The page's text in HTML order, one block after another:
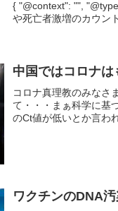
{ "@context": "",
や死亡者激増のカウン
中国ではコロナは
コロナ真理教のみなさ
て・・・まぁ科学に基
のCt値が低いとか言わ
ワクチンのDNA